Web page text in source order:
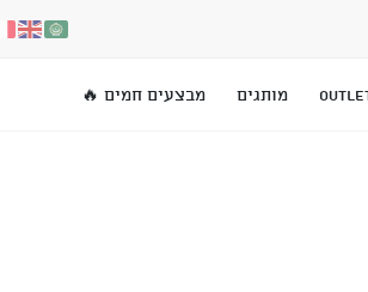
מותגים מבצעים חמים 🔥